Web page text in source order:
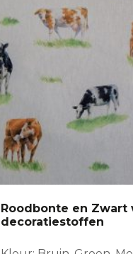
Roodbonte en Zwart
decoratiestoffen